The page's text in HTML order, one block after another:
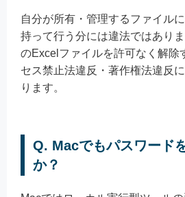
自分が所有・管理するファイル
持って行う分には違法ではあり
のExcelファイルを許可なく解除
セス禁止法違反・著作権法違反
ります。
Q. Macでもパスワード
か？